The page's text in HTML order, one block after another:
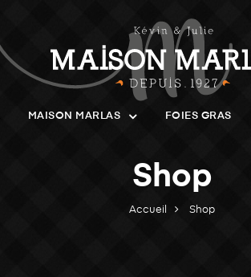
MAISON MARLAS FOIES GRAS
Accueil Shop
Shop